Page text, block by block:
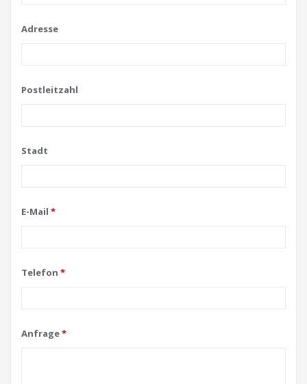
Adresse
Postleitzahl
Stadt
E-Mail *
Telefon *
Anfrage*